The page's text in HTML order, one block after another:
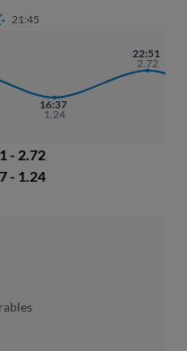
21:45
16:37
1.24
22:51
2.72
- 2.72
- 1.24